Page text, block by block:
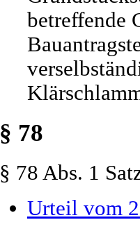
betreffende
§ 78
§ 78 Abs. 1
Urteil vom